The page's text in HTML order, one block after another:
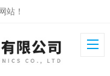
站！